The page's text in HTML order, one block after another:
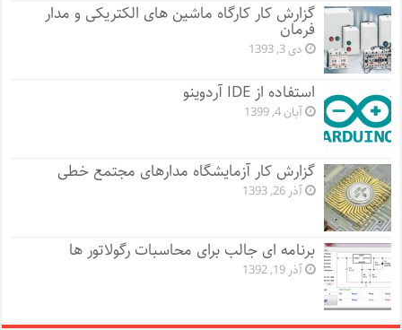
گزارش کار کارگاه ماشین های الکتریکی و مدار
فرمان
دی 3, 1393
استفاده از IDE آردوینو
آبان 4, 1399
گزارش کار آزمایشگاه مدارهای مجتمع خطی
آذر 26, 1393
برنامه ای جالب برای محاسبات رگولاتور ها
آذر 19, 1392